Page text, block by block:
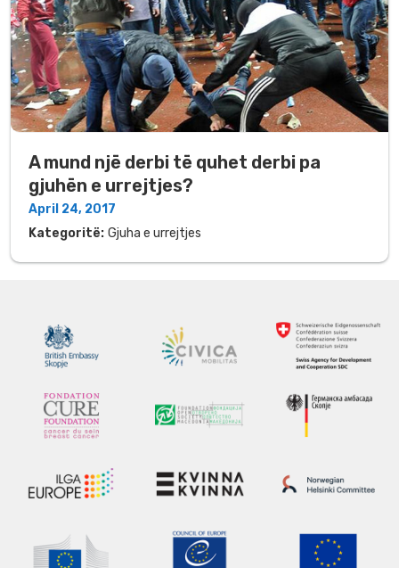
A mund një derbi të quhet derbi pa
gjuhën e urrejtjes?
April 24, 2017
Kategoritë: Gjuha e urrejtjes